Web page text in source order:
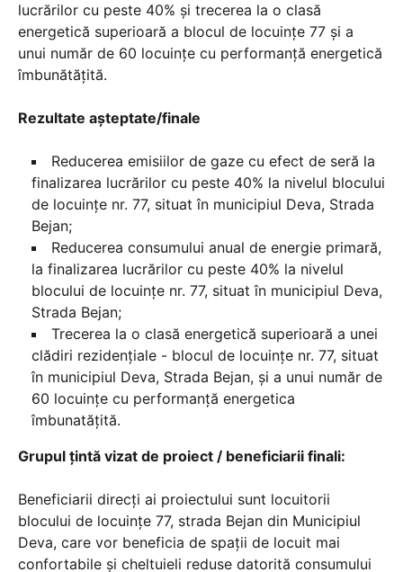
lucrărilor cu peste 40% și trecerea la o clasă
energetică superioară a blocul de locuințe 77 și a
unui număr de 60 locuințe cu performanță energetică
îmbunătățită.
Rezultate aşteptate/finale
Reducerea emisiilor de gaze cu efect de seră la
finalizarea lucrărilor cu peste 40% la nivelul blocului
de locuințe nr. 77, situat în municipiul Deva, Strada
Bejan;
Reducerea consumului anual de energie primară,
la finalizarea lucrărilor cu peste 40% la nivelul
blocului de locuințe nr. 77, situat în municipiul Deva,
Strada Bejan;
Trecerea la o clasă energetică superioară a unei
clădiri rezidențiale - blocul de locuințe nr. 77, situat
în municipiul Deva, Strada Bejan, și a unui număr de
60 locuințe cu performanță energetica
îmbunatățită.
Grupul țintă vizat de proiect / beneficiarii finali:
Beneficiarii direcți ai proiectului sunt locuitorii
blocului de locuințe 77, strada Bejan din Municipiul
Deva, care vor beneficia de spaţii de locuit mai
confortabile şi cheltuieli reduse datorită consumului